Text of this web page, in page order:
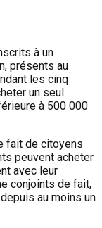
à un
présents au
les cinq
un seul
à 500 000
fait de citoyens
peuvent acheter
avec leur
conjoints de fait,
au moins un